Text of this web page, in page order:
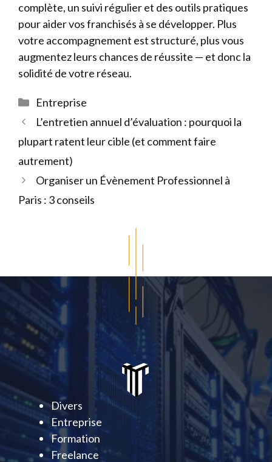
complète, un suivi régulier et des outils pratiques
pour aider vos franchisés à se développer. Plus
votre accompagnement est structuré, plus vous
augmentez leurs chances de réussite — et donc la
solidité de votre réseau.
Catégories
Entreprise
L’entretien annuel d’évaluation : pourquoi la
plupart ratent leur cible (et comment faire
autrement)
Organiser un Évènement Professionnel à
Paris : 3 conseils
Divers
Entreprise
Formation
Freelance